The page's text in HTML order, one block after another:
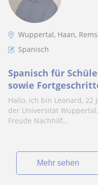
Wuppertal, Haan,
Spanisch
Spanisch für
sowie
Hallo, ich bin Leonard,
der Universität
Freude Nachhilf...
Mehr sehen